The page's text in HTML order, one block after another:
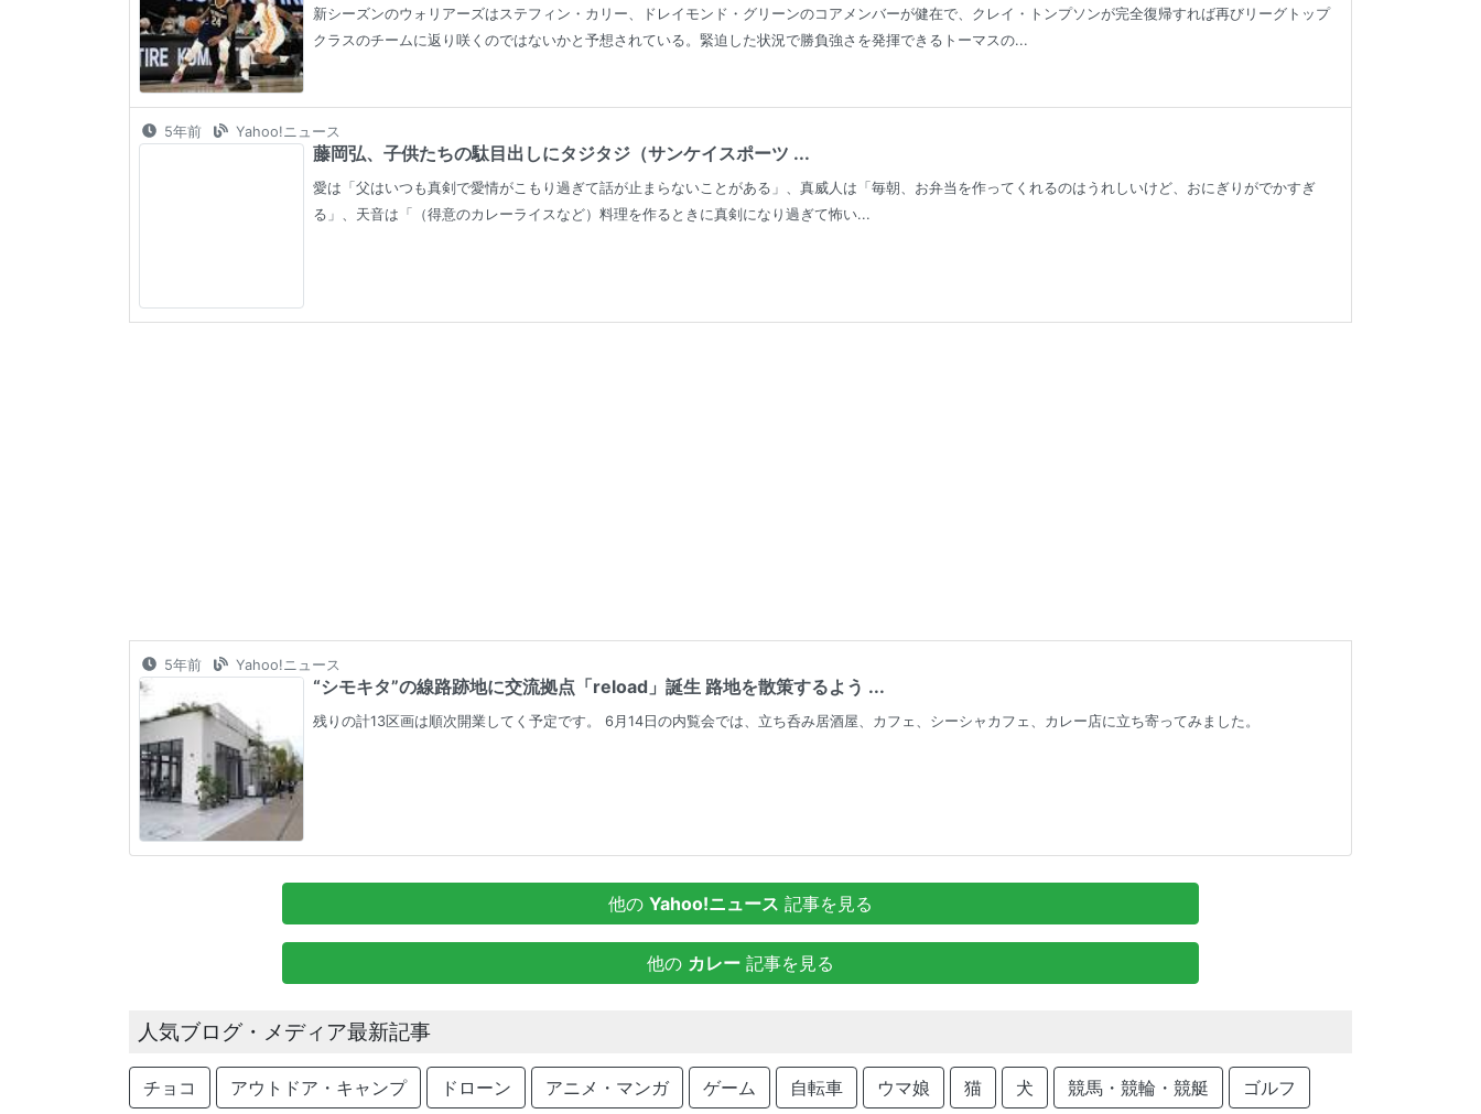
新シーズンのウォリアーズはステフィン・カリー、ドレイモンド・グリーンのコアメンバーが健在で、クレイ・トンプソンが完全復帰すれば再びリーグトップ
クラスのチームに返り咲くのではないかと予想されている。緊迫した状況で勝負強さを発揮できるトーマスの...
5年前 Yahoo!ニュース
藤岡弘、子供たちの駄目出しにタジタジ（サンケイスポーツ ...
愛は「父はいつも真剣で愛情がこもり過ぎて話が止まらないことがある」、真威人は「毎朝、お弁当を作ってくれるのはうれしいけど、おにぎりがでかすぎ
る」、天音は「（得意のカレーライスなど）料理を作るときに真剣になり過ぎて怖い...
5年前 Yahoo!ニュース
“シモキタ”の線路跡地に交流拠点「reload」誕生 路地を散策するよう ...
残りの計13区画は順次開業してく予定です。 6月14日の内覧会では、立ち呑み居酒屋、カフェ、シーシャカフェ、カレー店に立ち寄ってみました。
他の Yahoo!ニュース 記事を見る
他の カレー 記事を見る
人気ブログ・メディア最新記事
チョコ アウトドア・キャンプ ドローン アニメ・マンガ ゲーム 自転車 ウマ娘 猫 犬 競馬・競輪・競艇 ゴルフ